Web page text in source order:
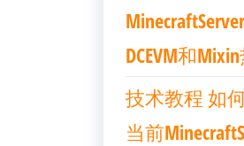
DCEVM和
技术教程 如
当前